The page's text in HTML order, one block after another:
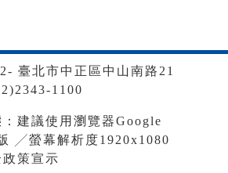
臺北市中正區中山南路21
1100
建議使用瀏覽器Google
╱螢幕解析度1920x1080
策宣示